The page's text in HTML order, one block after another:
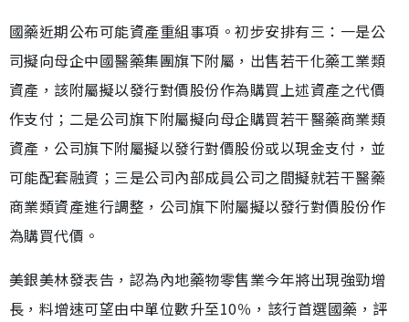
國藥近期公布可能資產重組事項。初步安排有三：一是公
司擬向母企中國醫藥集團旗下附屬，出售若干化藥工業類
資產，該附屬擬以發行對價股份作為購買上述資產之代價
作支付；二是公司旗下附屬擬向母企購買若干醫藥商業類
資產，公司旗下附屬擬以發行對價股份或以現金支付，並
可能配套融資；三是公司內部成員公司之間擬就若干醫藥
商業類資產進行調整，公司旗下附屬擬以發行對價股份作
為購買代價。
美銀美林發表告，認為內地藥物零售業今年將出現強勁增
長，料增速可望由中單位數升至10％，該行首選國藥，評